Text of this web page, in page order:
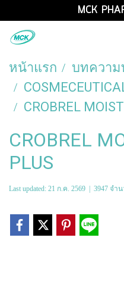
MCK
หน้าแรก
บทควา
CROBREL
CROBREL
PLUS
Last updated: 21 ก.ค. 2569 3947 จำ